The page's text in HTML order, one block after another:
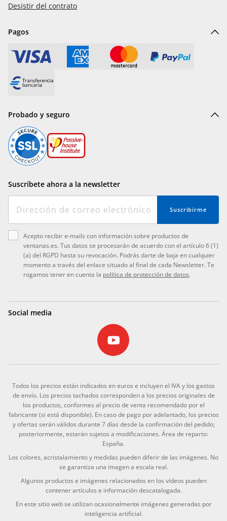
Desistir del contrato
Pagos
Probado y seguro
Suscríbete ahora a la newsletter
Suscribirme
Acepto recibir e-mails con información sobre productos de
ventanas.es. Tus datos se procesarán de acuerdo con el artículo 6 (1)
(a) del RGPD hasta su revocación. Podrás darte de baja en cualquier
momento a través del enlace situado al final de cada Newsletter. Te
rogamos tener en cuenta la política de protección de datos.
Social media
Todos los precios están indicados en euros e incluyen el IVA y los gastos
de envío. Los precios tachados corresponden a los precios originales de
los productos, conformes al precio de venta recomendado por el
fabricante (si está disponible). En caso de pago por adelantado, los precios
y ofertas serán válidos durante 7 días desde la confirmación del pedido;
posteriormente, estarán sujetos a modificaciones. Área de reparto:
España.
Los colores, acristalamiento y medidas pueden diferir de las imágenes. No
se garantiza una imagen a escala real.
Algunos productos e imágenes relacionados en los vídeos pueden
contener artículos e información descatalogada.
En este sitio web se utilizan ocasionalmente imágenes generadas por
inteligencia artificial.